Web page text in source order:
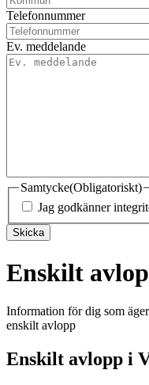
Telefonnummer
Ev. meddelande
Samtycke(Obligatoriskt)
Jag godkänner
Skicka
Enskilt
Information för dig som
enskilt avlopp
Enskilt avlopp i